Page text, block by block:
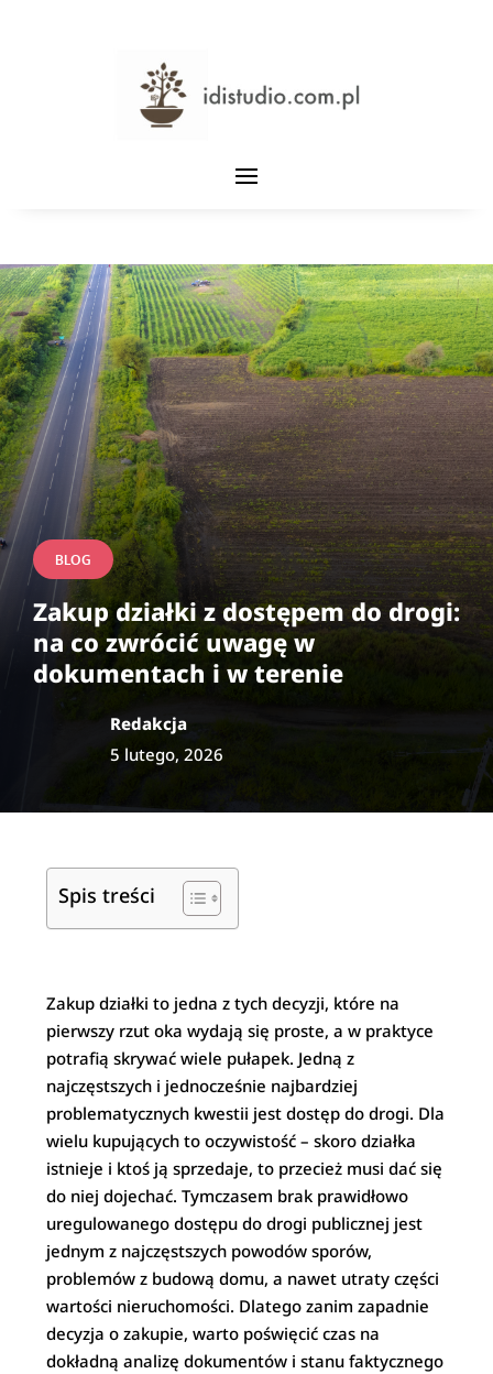
BLOG
Zakup działki z dostępem do drogi:
na co zwrócić uwagę w
dokumentach i w terenie
Redakcja
5 lutego, 2026
Spis treści
Zakup działki to jedna z tych decyzji, które na
pierwszy rzut oka wydają się proste, a w praktyce
potrafią skrywać wiele pułapek. Jedną z
najczęstszych i jednocześnie najbardziej
problematycznych kwestii jest dostęp do drogi. Dla
wielu kupujących to oczywistość – skoro działka
istnieje i ktoś ją sprzedaje, to przecież musi dać się
do niej dojechać. Tymczasem brak prawidłowo
uregulowanego dostępu do drogi publicznej jest
jednym z najczęstszych powodów sporów,
problemów z budową domu, a nawet utraty części
wartości nieruchomości. Dlatego zanim zapadnie
decyzja o zakupie, warto poświęcić czas na
dokładną analizę dokumentów i stanu faktycznego